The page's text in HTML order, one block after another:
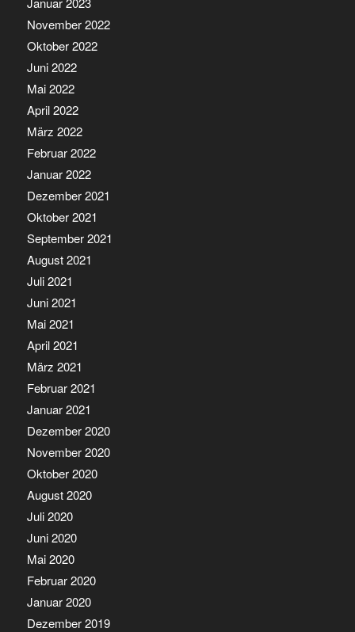
November 2022
Oktober 2022
Juni 2022
Mai 2022
April 2022
März 2022
Februar 2022
Januar 2022
Dezember 2021
Oktober 2021
September 2021
August 2021
Juli 2021
Juni 2021
Mai 2021
April 2021
März 2021
Februar 2021
Januar 2021
Dezember 2020
November 2020
Oktober 2020
August 2020
Juli 2020
Juni 2020
Mai 2020
Februar 2020
Januar 2020
Dezember 2019